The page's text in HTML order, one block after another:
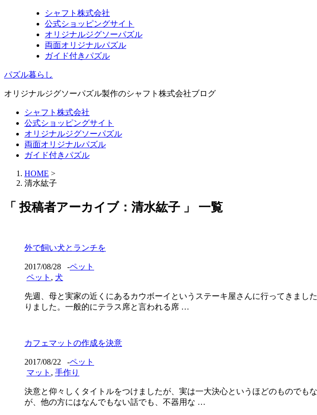
シャフト株式会社
公式ショッピングサイト
オリジナルジグソーパズル
両面オリジナルパズル
ガイド付きパズル
パズル暮らし
オリジナルジグソーパズル製作のシャフト株式会社ブログ
シャフト株式会社
公式ショッピングサイト
オリジナルジグソーパズル
両面オリジナルパズル
ガイド付きパズル
HOME >
清水紘子
「 投稿者アーカイブ：清水紘子 」 一覧
外で飼い犬とランチを
2017/08/28 -ペット
ペット , 犬
先週、母と実家の近くにあるカウボーイというステーキ屋さんに行ってきま
りました。一般的にテラス席と言われる席 …
カフェマットの作成を決意
2017/08/22 -ペット
マット , 手作り
決意と仰々しくタイトルをつけましたが、実は一大決心というほどのもので
が、他の方にはなんでもない話でも、不器用な …